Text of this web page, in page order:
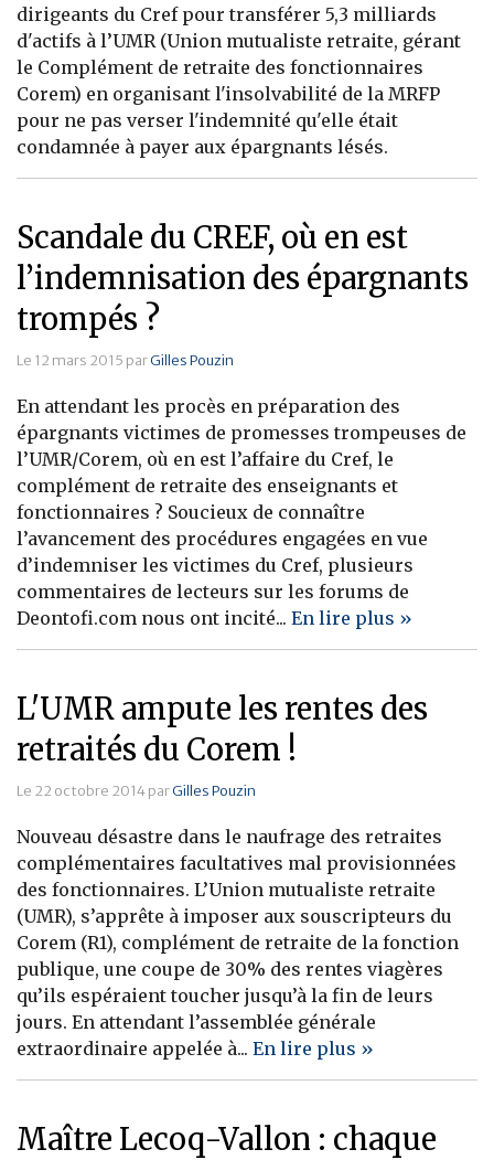
dirigeants du Cref pour transférer 5,3 milliards
d'actifs à l’UMR (Union mutualiste retraite, gérant
le Complément de retraite des fonctionnaires
Corem) en organisant l'insolvabilité de la MRFP
pour ne pas verser l'indemnité qu'elle était
condamnée à payer aux épargnants lésés.
Scandale du CREF, où en est
l’indemnisation des épargnants
trompés ?
Le 12 mars 2015 parGilles Pouzin
En attendant les procès en préparation des
épargnants victimes de promesses trompeuses de
l’UMR/Corem, où en est l’affaire du Cref, le
complément de retraite des enseignants et
fonctionnaires ? Soucieux de connaître
l’avancement des procédures engagées en vue
d’indemniser les victimes du Cref, plusieurs
commentaires de lecteurs sur les forums de
Deontofi.com nous ont incité... En lire plus »
L'UMR ampute les rentes des
retraités du Corem !
Le 22 octobre 2014 parGilles Pouzin
Nouveau désastre dans le naufrage des retraites
complémentaires facultatives mal provisionnées
des fonctionnaires. L’Union mutualiste retraite
(UMR), s’apprête à imposer aux souscripteurs du
Corem (R1), complément de retraite de la fonction
publique, une coupe de 30% des rentes viagères
qu’ils espéraient toucher jusqu’à la fin de leurs
jours. En attendant l’assemblée générale
extraordinaire appelée à... En lire plus »
Maître Lecoq-Vallon : chaque